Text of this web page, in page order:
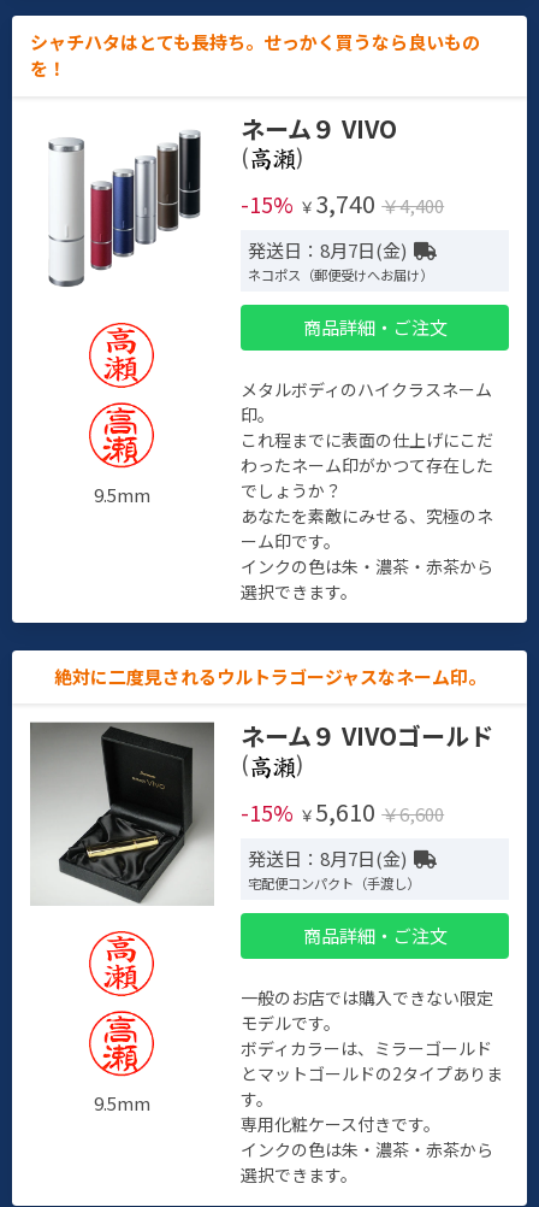
シャチハタはとても長持ち。せっかく買うなら良いもの
を！
9.5mm
ネーム９ VIVO
(
)
-15% ￥ 3,740 ￥4,400
発送日：8月7日(金)
ネコポス（郵便受けへお届け）
商品詳細・ご注文
メタルボディのハイクラスネーム
印。
これ程までに表面の仕上げにこだ
わったネーム印がかつて存在した
でしょうか？
あなたを素敵にみせる、究極のネ
ーム印です。
インクの色は朱・濃茶・赤茶から
選択できます。
絶対に二度見されるウルトラゴージャスなネーム印。
9.5mm
ネーム９ VIVOゴールド
(
)
-15% ￥ 5,610 ￥6,600
発送日：8月7日(金)
宅配便コンパクト（手渡し）
商品詳細・ご注文
一般のお店では購入できない限定
モデルです。
ボディカラーは、ミラーゴールド
とマットゴールドの2タイプありま
す。
専用化粧ケース付きです。
インクの色は朱・濃茶・赤茶から
選択できます。